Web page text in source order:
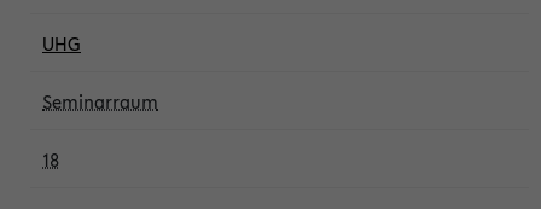
UHG
Seminarraum
18